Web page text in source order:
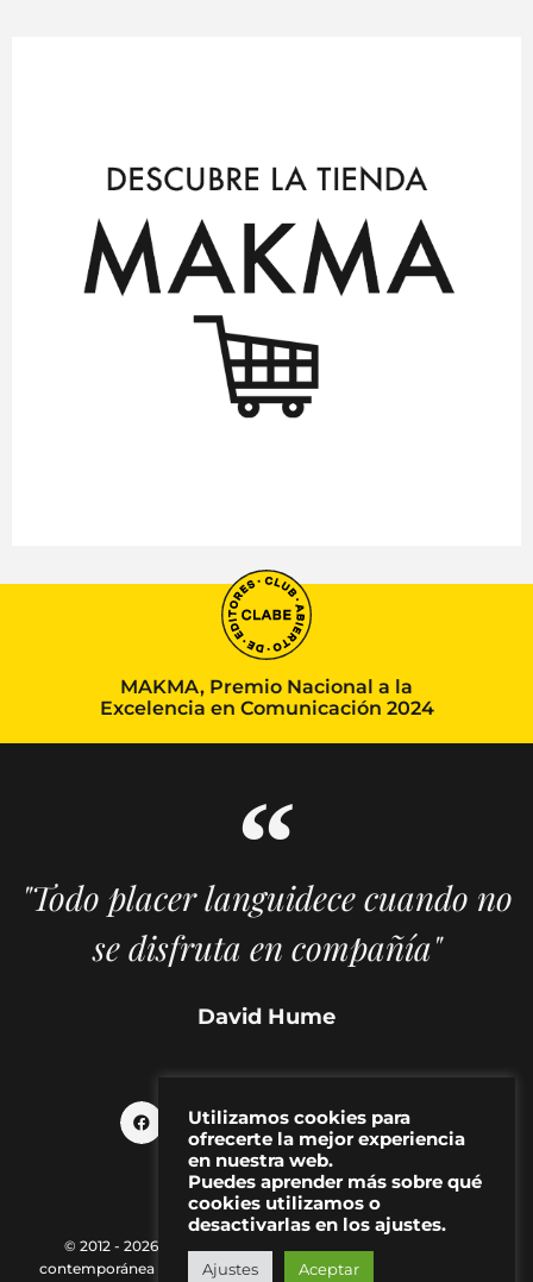
MAKMA, Premio Nacional a la
Excelencia en Comunicación 2024
"Todo placer languidece cuando no
se disfruta en compañía"
David Hume
© 2012 - 2026 MAKMA | Revista de artes visuales y cultura
contemporánea |
Política de Privacidad|Aviso Legal
Utilizamos cookies para
ofrecerte la mejor experiencia
en nuestra web.
Puedes aprender más sobre qué
cookies utilizamos o
desactivarlas en los ajustes.
Ajustes Aceptar